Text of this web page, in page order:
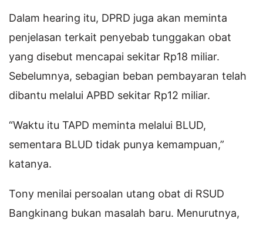
Dalam hearing itu, DPRD juga akan meminta
penjelasan terkait penyebab tunggakan obat
yang disebut mencapai sekitar Rp18 miliar.
Sebelumnya, sebagian beban pembayaran telah
dibantu melalui APBD sekitar Rp12 miliar.
“Waktu itu TAPD meminta melalui BLUD,
sementara BLUD tidak punya kemampuan,”
katanya.
Tony menilai persoalan utang obat di RSUD
Bangkinang bukan masalah baru. Menurutnya,